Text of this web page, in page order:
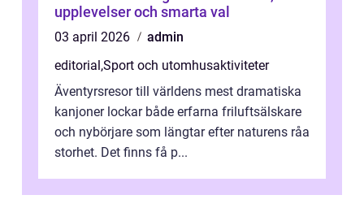
upplevelser och smarta val
03 april 2026
admin
editorial,Sport och utomhusaktiviteter
Äventyrsresor till världens mest dramatiska
kanjoner lockar både erfarna friluftsälskare
och nybörjare som längtar efter naturens råa
storhet. Det finns få p...